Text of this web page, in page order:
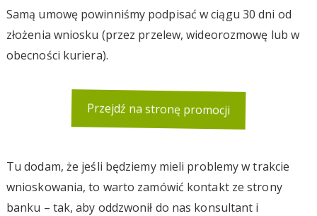
Samą umowę powinniśmy podpisać w ciągu 30 dni od
złożenia wniosku (przez przelew, wideorozmowę lub w
obecności kuriera).
Przejdź na stronę promocji
Tu dodam, że jeśli będziemy mieli problemy w trakcie
wnioskowania, to warto zamówić kontakt ze strony
banku – tak, aby oddzwonił do nas konsultant i